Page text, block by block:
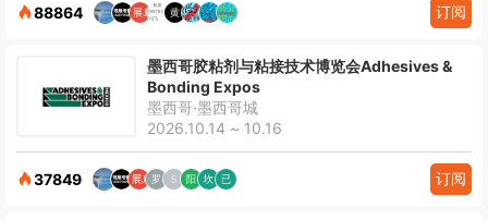
88864 订阅
墨西哥胶粘剂与粘接技术博览会Adhesives &
Bonding Expos
墨西哥·墨西哥城
2026.10.14 ~ 10.16
37849 订阅